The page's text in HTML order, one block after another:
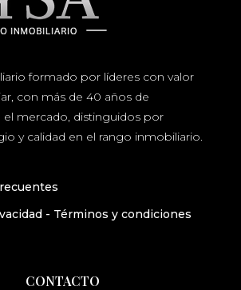
formado por líderes con valor
con más de 40 años de
el mercado, distinguidos por
y calidad en el rango inmobiliario.
- Términos y condiciones
CONTACTO